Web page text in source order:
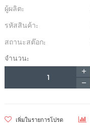
ผู้ผลิต:
รหัสสินค้า:
สถานะสต๊อก:
จำนวน:
เพิ่มในรายการโปรด